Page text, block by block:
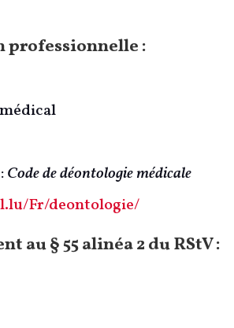
:
Code de déontologie médicale
Fr/deontologie/
au § 55 alinéa 2 du RStV :